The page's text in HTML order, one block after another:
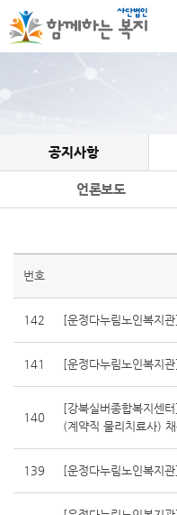
공지사항
언론보도
번호
142 [운정다누림노인복지
141 [운정다누림노인복지
140
[강북실버종합복지센
(계약직 물리치료사)
139 [운정다누림노인복지